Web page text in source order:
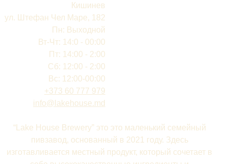
Кишинев
ул. Штефан Чел Маре, 182
Пн: Выходной
Вт-Чт: 14:0 - 00:00
Пт: 14:00 - 2:00
Сб: 12:00 - 2:00
Вс: 12:00-00:00
+373 60 777 979
info@lakehouse.md
“Lake House Brewery” это это маленький семейный
пивзавод, основанный в 2021 году. Здесь
изготавливается местный продукт, который сочетает в